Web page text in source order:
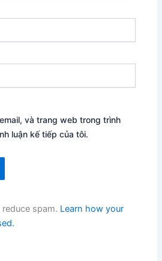
và trang web trong trình
luận kế tiếp của tôi.
spam. Learn how your